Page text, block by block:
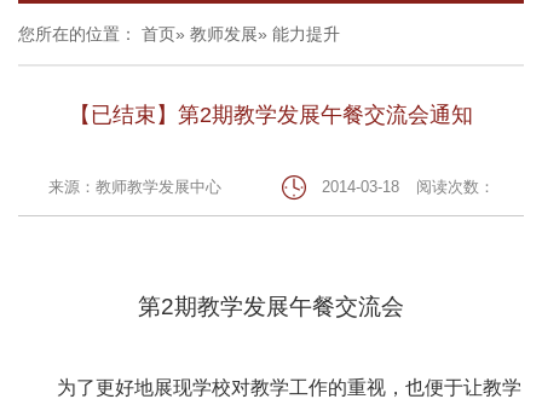
您所在的位置： 首页» 教师发展» 能力提升
【已结束】第2期教学发展午餐交流会通知
来源：教师教学发展中心 2014-03-18 阅读次数：
第2期教学发展午餐交流会
为了更好地展现学校对教学工作的重视，也便于让教学